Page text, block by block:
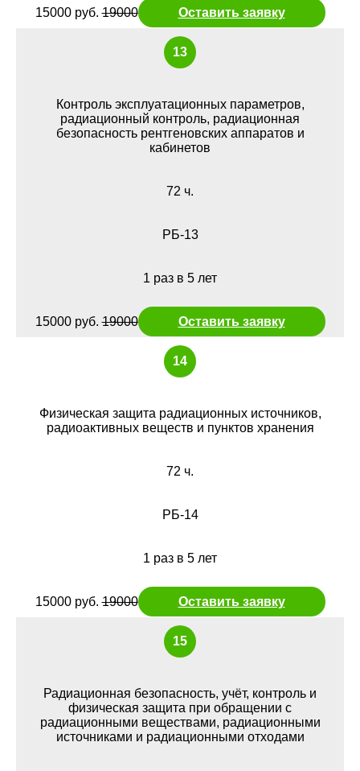
15000 руб.19000 Оставить заявку
13
Контроль эксплуатационных параметров,
радиационный контроль, радиационная
безопасность рентгеновских аппаратов и
кабинетов
72 ч.
РБ-13
1 раз в 5 лет
15000 руб.19000 Оставить заявку
14
Физическая защита радиационных источников,
радиоактивных веществ и пунктов хранения
72 ч.
РБ-14
1 раз в 5 лет
15000 руб.19000 Оставить заявку
15
Радиационная безопасность, учёт, контроль и
физическая защита при обращении с
радиационными веществами, радиационными
источниками и радиационными отходами